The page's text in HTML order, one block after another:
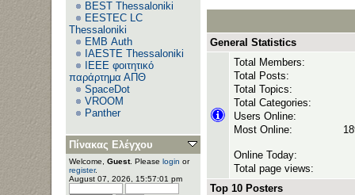
BEST Thessaloniki
EESTEC LC
Thessaloniki
EΜΒ Auth
IAESTE Thessaloniki
IEEE φοιτητικό
παράρτημα ΑΠΘ
SpaceDot
VROOM
Panther
Πίνακας Ελέγχου
Welcome, Guest. Please login or
register.
August 07, 2026, 15:57:01 pm
General Statistics
Total Members:
Total Posts:
Total Topics:
Total Categories:
Users Online:
Most Online:
Online Today:
Total page views:
Top 10 Posters